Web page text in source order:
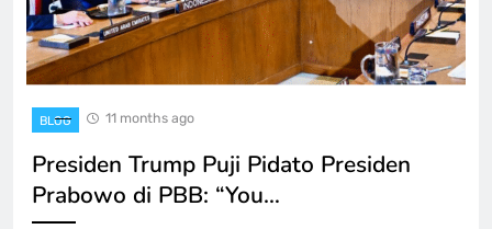
BLOG 11 months ago
Presiden Trump Puji Pidato Presiden
Prabowo di PBB: “You…